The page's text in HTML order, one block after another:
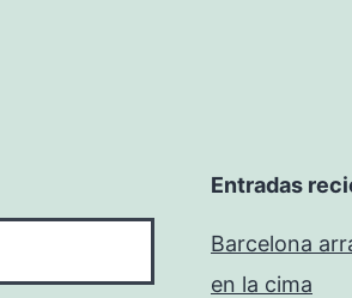
Entradas
Barcelona
en la cima